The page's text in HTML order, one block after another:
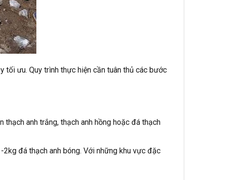
tối ưu. Quy trình thực hiện cần tuân thủ các bước
anh trắng, thạch anh hồng hoặc đá thạch
đá thạch anh bóng. Với những khu vực đặc